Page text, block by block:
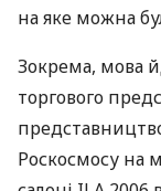
на яке можна
Зокрема, мова
торгового
Роскосмосу на